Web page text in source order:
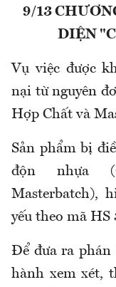
9/13
DIỆN
Vụ việc được
nại từ nguyên
Hợp Chất và
Sản phẩm bị
độn nhựa
Masterbatch),
yếu theo mã HS
Để đưa ra phán
hành xem xét,